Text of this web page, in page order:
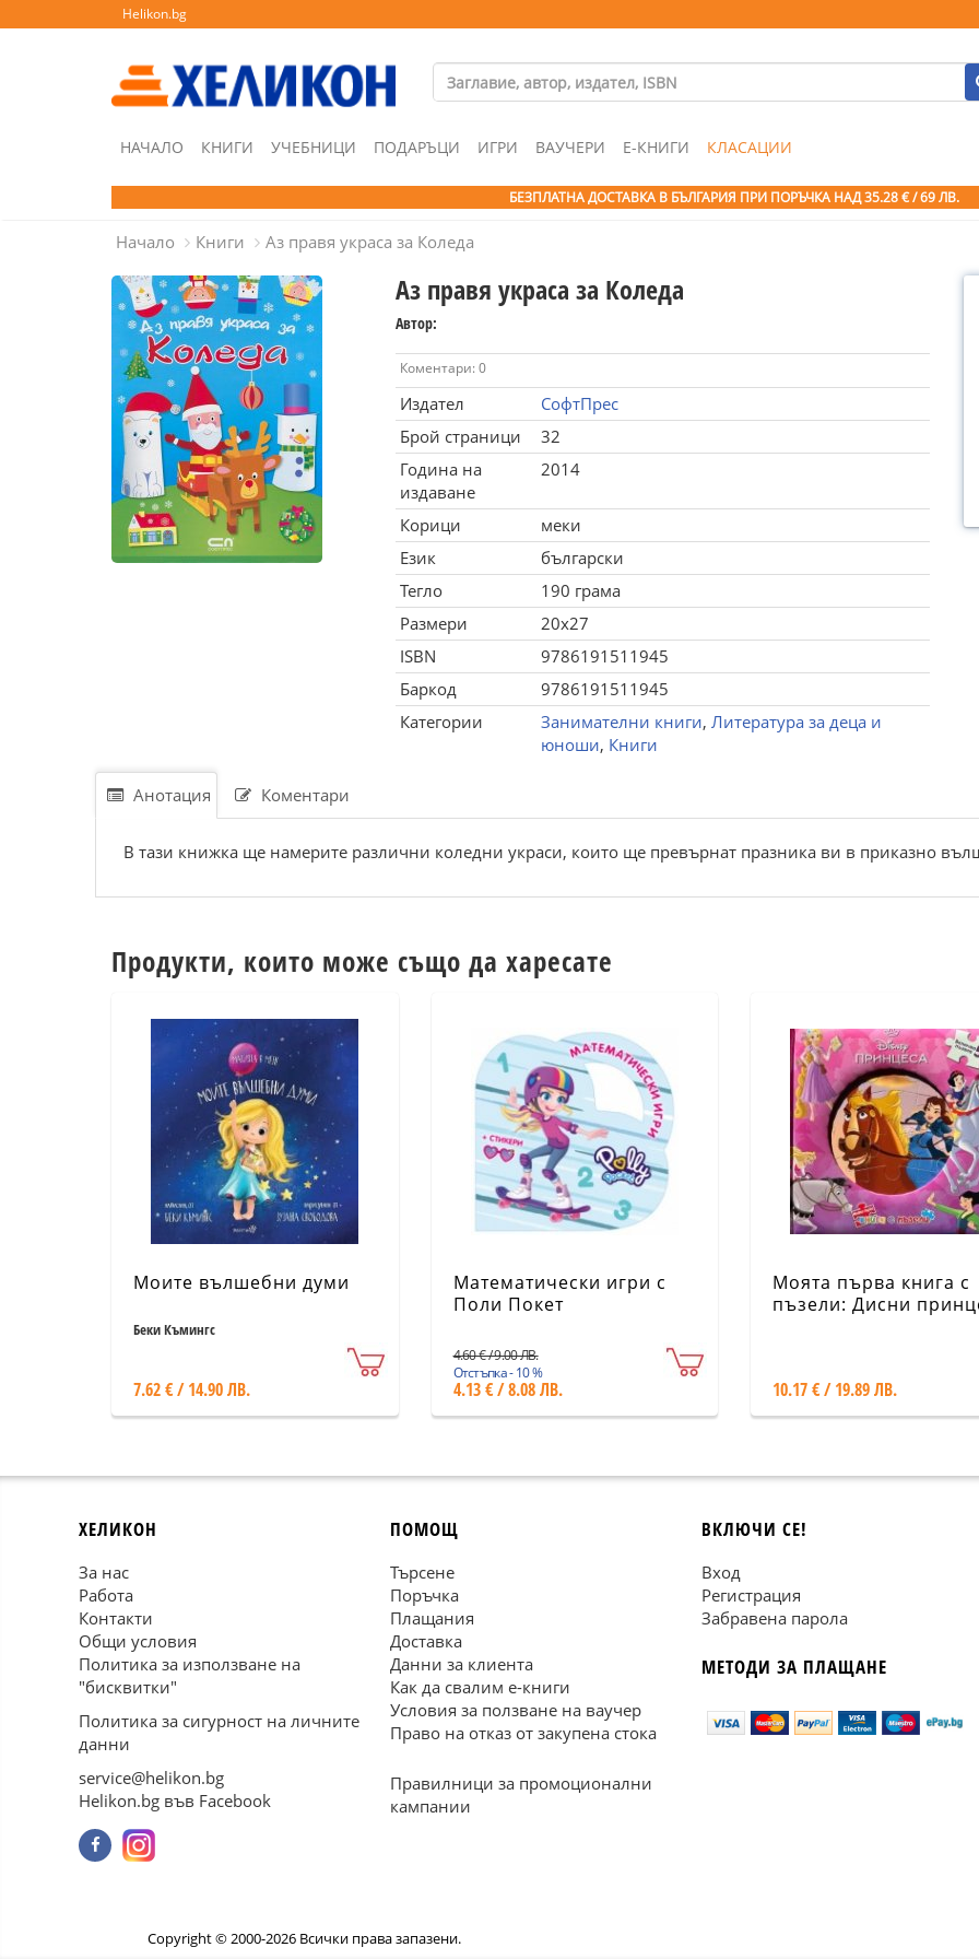
Helikon.bg
НАЧАЛО КНИГИ УЧЕБНИЦИ ПОДАРЪЦИ ИГРИ ВАУЧЕРИ Е-КНИГИ КЛАСАЦИИ
БЕЗПЛАТНА ДОСТАВКА В БЪЛГАРИЯ ПРИ ПОРЪЧКА НАД 35.28 € / 69 ЛВ.
Начало Книги Аз правя украса за Коледа
Аз правя украса за Коледа
Автор:
Коментари: 0
Издател
СофтПрес
Брой страници
32
Година на
издаване
2014
Корици
меки
Език
български
Тегло
190 грама
Размери
20x27
ISBN
9786191511945
Баркод
9786191511945
Категории
Занимателни книги, Литература за деца и
юноши, Книги
Анотация Коментари
В тази книжка ще намерите различни коледни украси, които ще превърнат празника ви в приказно
Продукти, които може също да харесате
Моите вълшебни думи
Беки Къмингс
7.62 € / 14.90 ЛВ.
Математически игри с
Поли Покет
4.60 € / 9.00 ЛВ.
Отстъпка - 10 %
4.13 € / 8.08 ЛВ.
Моята първа книга с
пъзели: Дисни
10.17 € / 19.89 ЛВ.
ХЕЛИКОН
За нас
Работа
Контакти
Общи условия
Политика за използване на
"бисквитки"
Политика за сигурност на личните
данни
service@helikon.bg
Helikon.bg във Facebook
ПОМОЩ
Търсене
Поръчка
Плащания
Доставка
Данни за клиента
Как да свалим е-книги
Условия за ползване на ваучер
Право на отказ от закупена стока
Правилници за промоционални
кампании
ВКЛЮЧИ СЕ!
Вход
Регистрация
Забравена парола
МЕТОДИ ЗА ПЛАЩАНЕ
Copyright © 2000-2026 Всички права запазени.